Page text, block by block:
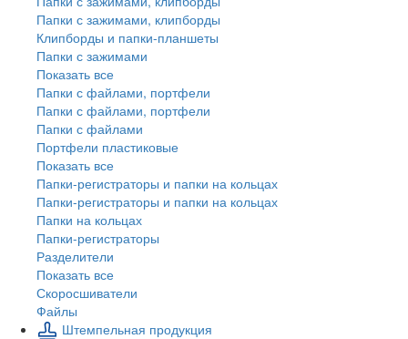
Папки с зажимами, клипборды
Клипборды и папки-планшеты
Папки с зажимами
Показать все
Папки с файлами, портфели
Папки с файлами, портфели
Папки с файлами
Портфели пластиковые
Показать все
Папки-регистраторы и папки на кольцах
Папки-регистраторы и папки на кольцах
Папки на кольцах
Папки-регистраторы
Разделители
Показать все
Скоросшиватели
Файлы
Штемпельная продукция